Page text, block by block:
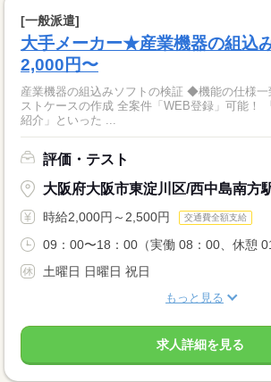
[一般派遣]
大手メーカー★産業機器の組込
2,000円〜
産業機器の組込みソフトの検証 ◆機能の仕様
ストケースの作成 全案件「WEB登録」可能！ 「ご登録」や「お仕事
紹介」といった ...
評価・テスト
大阪府大阪市東淀川区/西中島南方
時給2,000円～2,500円 交通費全額支給
09：00〜18：00（実働 08：00、休憩
土曜日 日曜日 祝日
もっと見る
求人詳細を見る